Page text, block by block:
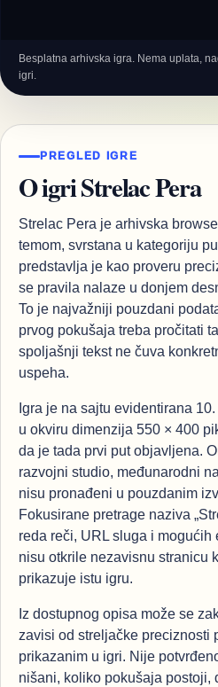
Besplatna arhivska igra. Nema uplata,
igri.
PREGLED IGRE
O igri Strelac Pera
Strelac Pera je arhivska
temom, svrstana u kategoriju
predstavlja je kao proveru
se pravila nalaze u donjem
To je najvažniji pouzdani
prvog pokušaja treba pročitati
spoljašnji tekst ne čuva
uspeha.
Igra je na sajtu evidentirana
u okviru dimenzija 550 × 400
da je tada prvi put objavljena.
razvojni studio, međunarodni
nisu pronađeni u pouzdanim
Fokusirane pretrage naziva
reda reči, URL sluga i mogućih
nisu otkrile nezavisnu stranicu
prikazuje istu igru.
Iz dostupnog opisa može se
zavisi od streljačke preciznosti
prikazanim u igri. Nije
nišani, koliko pokušaja postoji,